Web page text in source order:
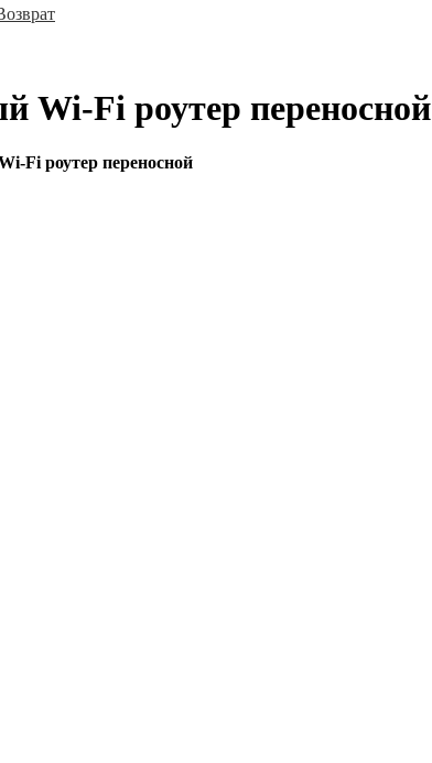
Wi-Fi роутер переносной
Fi роутер переносной